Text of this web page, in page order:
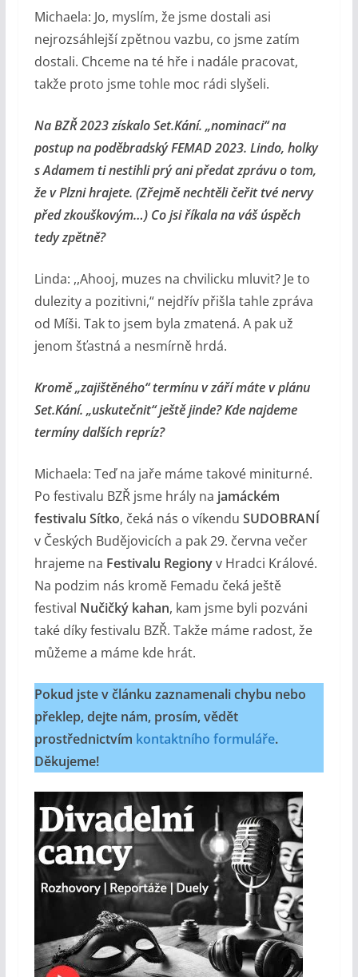
Michaela: Jo, myslím, že jsme dostali asi
nejrozsáhlejší zpětnou vazbu, co jsme zatím
dostali. Chceme na té hře i nadále pracovat,
takže proto jsme tohle moc rádi slyšeli.
Na BZŘ 2023 získalo Set.Kání. „nominaci“ na
postup na poděbradský FEMAD 2023. Lindo, holky
s Adamem ti nestihli prý ani předat zprávu o tom,
že v Plzni hrajete. (Zřejmě nechtěli čeřit tvé nervy
před zkouškovým…) Co jsi říkala na váš úspěch
tedy zpětně?
Linda: ,,Ahooj, muzes na chvilicku mluvit? Je to
dulezity a pozitivni,“ nejdřív přišla tahle zpráva
od Míši. Tak to jsem byla zmatená. A pak už
jenom šťastná a nesmírně hrdá.
Kromě „zajištěného“ termínu v září máte v plánu
Set.Kání. „uskutečnit“ ještě jinde? Kde najdeme
termíny dalších repríz?
Michaela: Teď na jaře máme takové miniturné.
Po festivalu BZŘ jsme hrály na jamáckém
festivalu Sítko, čeká nás o víkendu SUDOBRANÍ
v Českých Budějovicích a pak 29. června večer
hrajeme na Festivalu Regionyv Hradci Králové.
Na podzim nás kromě Femadu čeká ještě
festival Nučičký kahan, kam jsme byli pozváni
také díky festivalu BZŘ. Takže máme radost, že
můžeme a máme kde hrát.
Pokud jste v článku zaznamenali chybu nebo
překlep, dejte nám, prosím, vědět
prostřednictvím kontaktního formuláře.
Děkujeme!